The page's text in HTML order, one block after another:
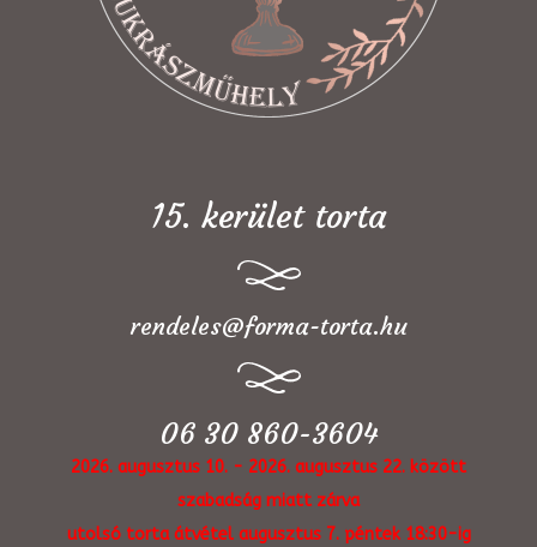
15. kerület torta
rendeles@forma-torta.hu
06 30 860-3604
2026. augusztus 10. - 2026. augusztus 22. között
szabadság miatt zárva
utolsó torta átvétel augusztus 7. péntek 18:30-ig